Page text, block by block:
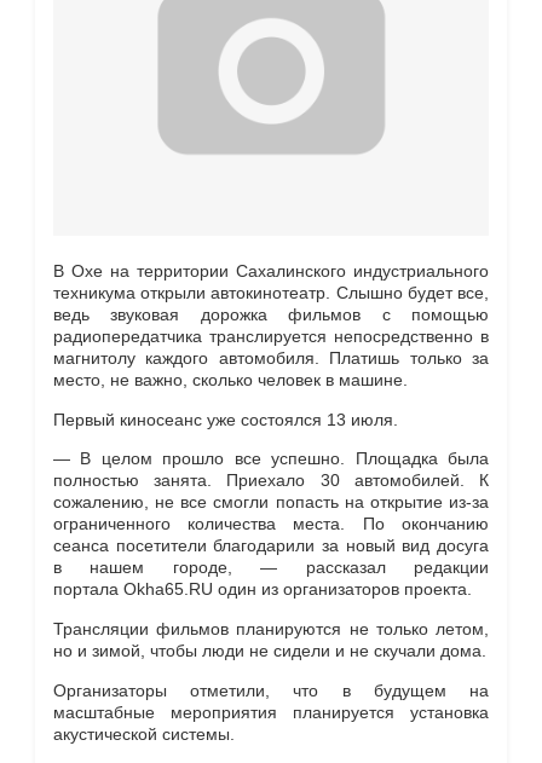
В Охе на территории Сахалинского индустриального
техникума открыли автокинотеатр. Слышно будет все,
ведь звуковая дорожка фильмов с помощью
радиопередатчика транслируется непосредственно в
магнитолу каждого автомобиля. Платишь только за
место, не важно, сколько человек в машине.
Первый киносеанс уже состоялся 13 июля.
— В целом прошло все успешно. Площадка была
полностью занята. Приехало 30 автомобилей. К
сожалению, не все смогли попасть на открытие из-за
ограниченного количества места. По окончанию
сеанса посетители благодарили за новый вид досуга
в нашем городе, — рассказал редакции
портала Okha65.RU один из организаторов проекта.
Трансляции фильмов планируются не только летом,
но и зимой, чтобы люди не сидели и не скучали дома.
Организаторы отметили, что в будущем на
масштабные мероприятия планируется установка
акустической системы.